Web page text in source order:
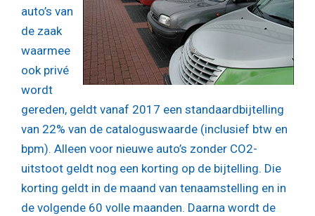
auto’s van
de zaak
waarmee
ook privé
wordt
gereden, geldt vanaf 2017 een standaardbijtelling
van 22% van de cataloguswaarde (inclusief btw en
bpm). Alleen voor nieuwe auto’s zonder CO2-
uitstoot geldt nog een korting op de bijtelling. Die
korting geldt in de maand van tenaamstelling en in
de volgende 60 volle maanden. Daarna wordt de